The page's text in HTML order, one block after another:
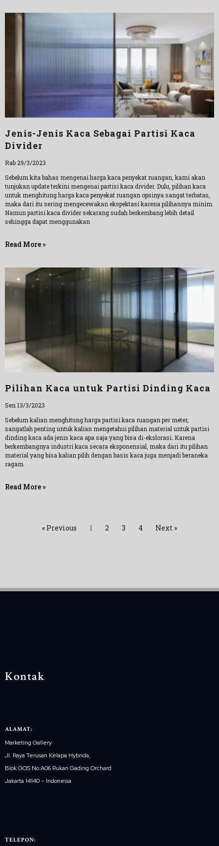
Jenis-Jenis Kaca Sebagai Partisi Kaca
Divider
Rab 29/3/2023
Sebelum kita bahas mengenai harga kaca penyekat ruangan, kami akan
tunjukan update terkini mengenai partisi kaca divider. Dulu, pilihan kaca
untuk menghitung harga kaca penyekat ruangan opsinya sangat terbatas,
maka dari itu sering mengecewakan ekspektasi karena pilihannya minim.
Namun partisi kaca divider sekarang sudah berkembang lebih detail
sehingga dapat menggunakan
Read More »
Pilihan Kaca untuk Partisi Dinding Kaca
Sen 13/3/2023
Sebelum kalian menghitung harga partisi kaca ruangan per meter,
sangatlah penting untuk kalian mengetahui pilihan material untuk partisi
dinding kaca ada jenis kaca apa saja yang bisa di-ekslorasi. Karena
berkembangnya industri kaca secara eksponensial, maka dari itu pilihan
material yang bisa kalian pilih dengan basis kaca juga menjadi beraneka
ragam
Read More »
« Previous 1 2 3 4 Next »
Kontak
ALAMAT:
Marketing Gallery
Jl. Raya Terusan Kelapa Hybrida,
Blok GOS No.A06 Rukan Gading Orchard
Jakarta 14140 – Indonesia
TELEPON: